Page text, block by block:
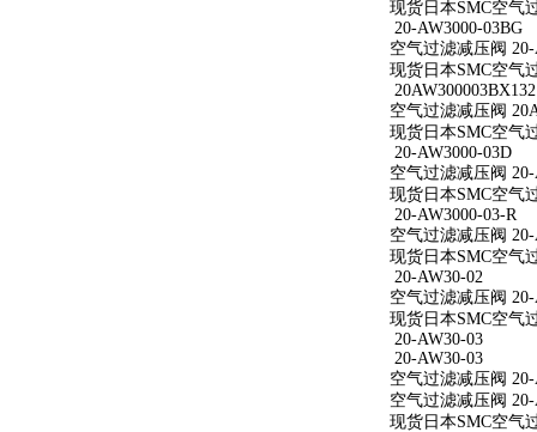
现货日本SMC空气
20-AW3000-03BG
空气过滤减压阀 20-
现货日本SMC空气
20AW300003BX132
空气过滤减压阀
现货日本SMC空气
20-AW3000-03D
空气过滤减压阀 20-
现货日本SMC空气
20-AW3000-03-R
空气过滤减压阀 20-
现货日本SMC空气
20-AW30-02
空气过滤减压阀 20-
现货日本SMC空气
20-AW30-03
20-AW30-03
空气过滤减压阀 20-
空气过滤减压阀 20-
现货日本SMC空气